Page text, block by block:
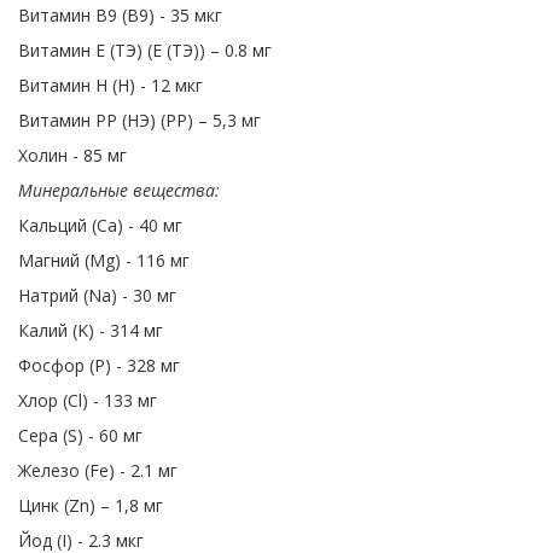
Витамин В9 (В9) - 35 мкг
Витамин Е (ТЭ) (Е (ТЭ)) – 0.8 мг
Витамин Н (Н) - 12 мкг
Витамин PP (НЭ) (PP) – 5,3 мг
Холин - 85 мг
Минеральные вещества:
Кальций (Ca) - 40 мг
Магний (Mg) - 116 мг
Натрий (Na) - 30 мг
Калий (K) - 314 мг
Фосфор (P) - 328 мг
Хлор (Cl) - 133 мг
Сера (S) - 60 мг
Железо (Fe) - 2.1 мг
Цинк (Zn) – 1,8 мг
Йод (I) - 2.3 мкг